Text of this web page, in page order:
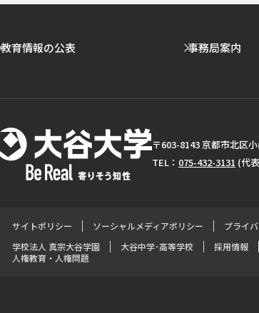
教育情報の公表 事務局案内
〒603-8143 京都市北区
TEL： 075-432-3131 (代
サイトポリシー ソーシャルメディアポリシー プライ
学校法人 真宗大谷学園
大谷中学･高等学校 採用情報
人権教育・人権問題